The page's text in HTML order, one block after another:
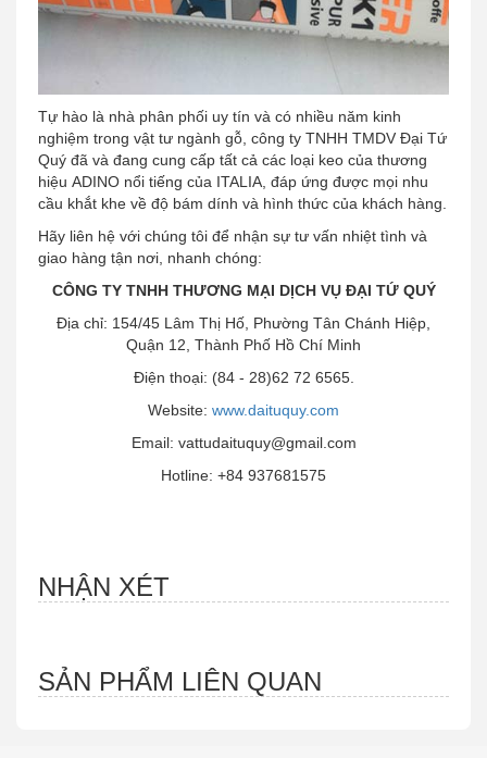
Tự hào là nhà phân phối uy tín và có nhiều năm kinh
nghiệm trong vật tư ngành gỗ, công ty TNHH TMDV Đại Tứ
Quý đã và đang cung cấp tất cả các loại keo của thương
hiệu ADINO nổi tiếng của ITALIA, đáp ứng được mọi nhu
cầu khắt khe về độ bám dính và hình thức của khách hàng.
Hãy liên hệ với chúng tôi để nhận sự tư vấn nhiệt tình và
giao hàng tận nơi, nhanh chóng:
CÔNG TY TNHH THƯƠNG MẠI DỊCH VỤ ĐẠI TỨ QUÝ
Địa chỉ: 154/45 Lâm Thị Hố, Phường Tân Chánh Hiệp,
Quận 12, Thành Phố Hồ Chí Minh
Điện thoại: (84 - 28)62 72 6565.
Website: www.daituquy.com
Email: vattudaituquy@gmail.com
Hotline: +84 937681575
NHẬN XÉT
SẢN PHẨM LIÊN QUAN